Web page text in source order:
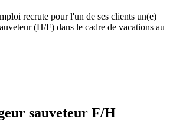
recrute pour l'un de ses clients un(e)
(H/F) dans le cadre de vacations au
sauveteur F/H